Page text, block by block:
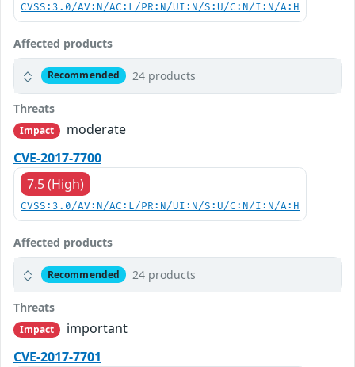
CVSS:3.0/AV:N/AC:L/PR:N/UI:N/S:U/C:N/I:N/A:H
Affected products
Recommended 24 products
Threats
Impact
moderate
CVE-2017-7700
7.5 (High)
CVSS:3.0/AV:N/AC:L/PR:N/UI:N/S:U/C:N/I:N/A:H
Affected products
Recommended 24 products
Threats
Impact
important
CVE-2017-7701